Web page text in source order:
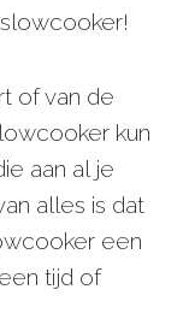
of van de
kun
aan al je
alles is dat
een
tijd of